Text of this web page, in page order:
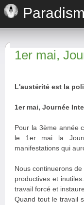
Paradism
1er mai,
L'austérité est la
1er mai, Journée
Pour la 3ème année
le 1er mai la
manifestations qui
Nous continuerons
productives et
travail forcé et
Quand tout le travail